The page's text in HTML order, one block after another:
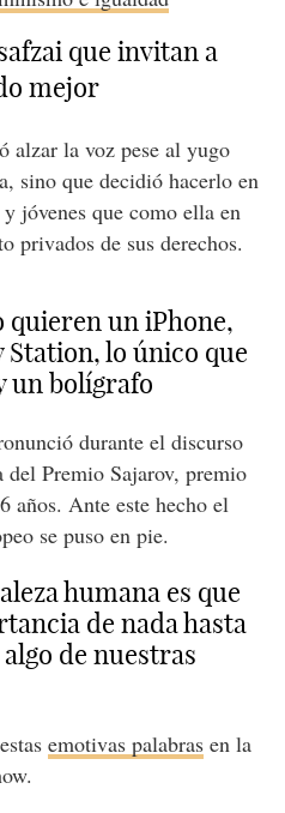
que invitan a
mejor
alzar la voz pese al yugo
sino que decidió hacerlo en
jóvenes que como ella en
privados de sus derechos.
quieren un iPhone,
Station, lo único que
un bolígrafo
durante el discurso
del Premio Sajarov, premio
años. Ante este hecho el
se puso en pie.
humana es que
de nada hasta
de nuestras
emotivas palabrasen la